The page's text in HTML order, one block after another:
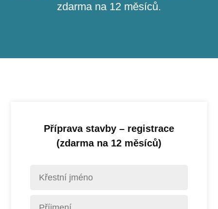
zdarma na 12 měsíců.
Příprava stavby – registrace
(zdarma na 12 měsíců)